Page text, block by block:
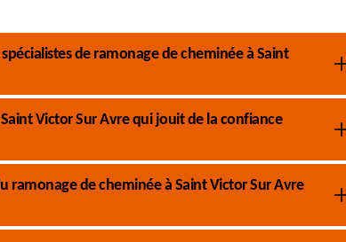
de ramonage de cheminée à Saint
Victor Sur Avre qui jouit de la confiance
ramonage de cheminée à Saint Victor Sur Avre